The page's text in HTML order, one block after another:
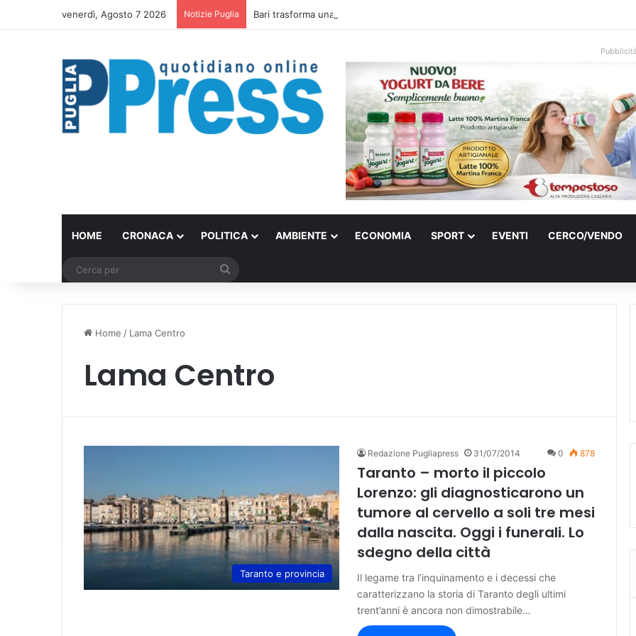
venerdì, Agosto 7 2026 Notizie Puglia Bari trasforma una villa confiscata alla mafia in un micro nido: nasce anche il cimitero
HOME CRONACA POLITICA AMBIENTE ECONOMIA SPORT EVENTI CERCO/VENDO
Home / Lama Centro
Lama Centro
Taranto e provincia
Redazione Pugliapress 31/07/2014 0 878
Taranto – morto il piccolo
Lorenzo: gli diagnosticarono un
tumore al cervello a soli tre mesi
dalla nascita. Oggi i funerali. Lo
sdegno della città
Il legame tra l’inquinamento e i decessi che
caratterizzano la storia di Taranto degli ultimi
trent’anni è ancora non dimostrabile…